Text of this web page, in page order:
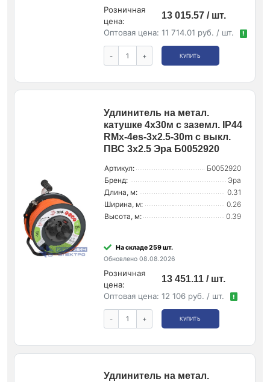
Розничная
цена:
13 015.57 / шт.
Оптовая цена: 11 714.01 руб. / шт. !
- + КУПИТЬ
Удлинитель на метал.
катушке 4х30м с заземл. IP44
RMx-4es-3x2.5-30m с выкл.
ПВС 3х2.5 Эра Б0052920
Артикул:
Б0052920
Бренд:
Эра
Длина, м:
0.31
Ширина, м:
0.26
Высота, м:
0.39
На складе 259 шт.
Обновлено 08.08.2026
Розничная
цена:
13 451.11 / шт.
Оптовая цена: 12 106 руб. / шт. !
- + КУПИТЬ
Удлинитель на метал.